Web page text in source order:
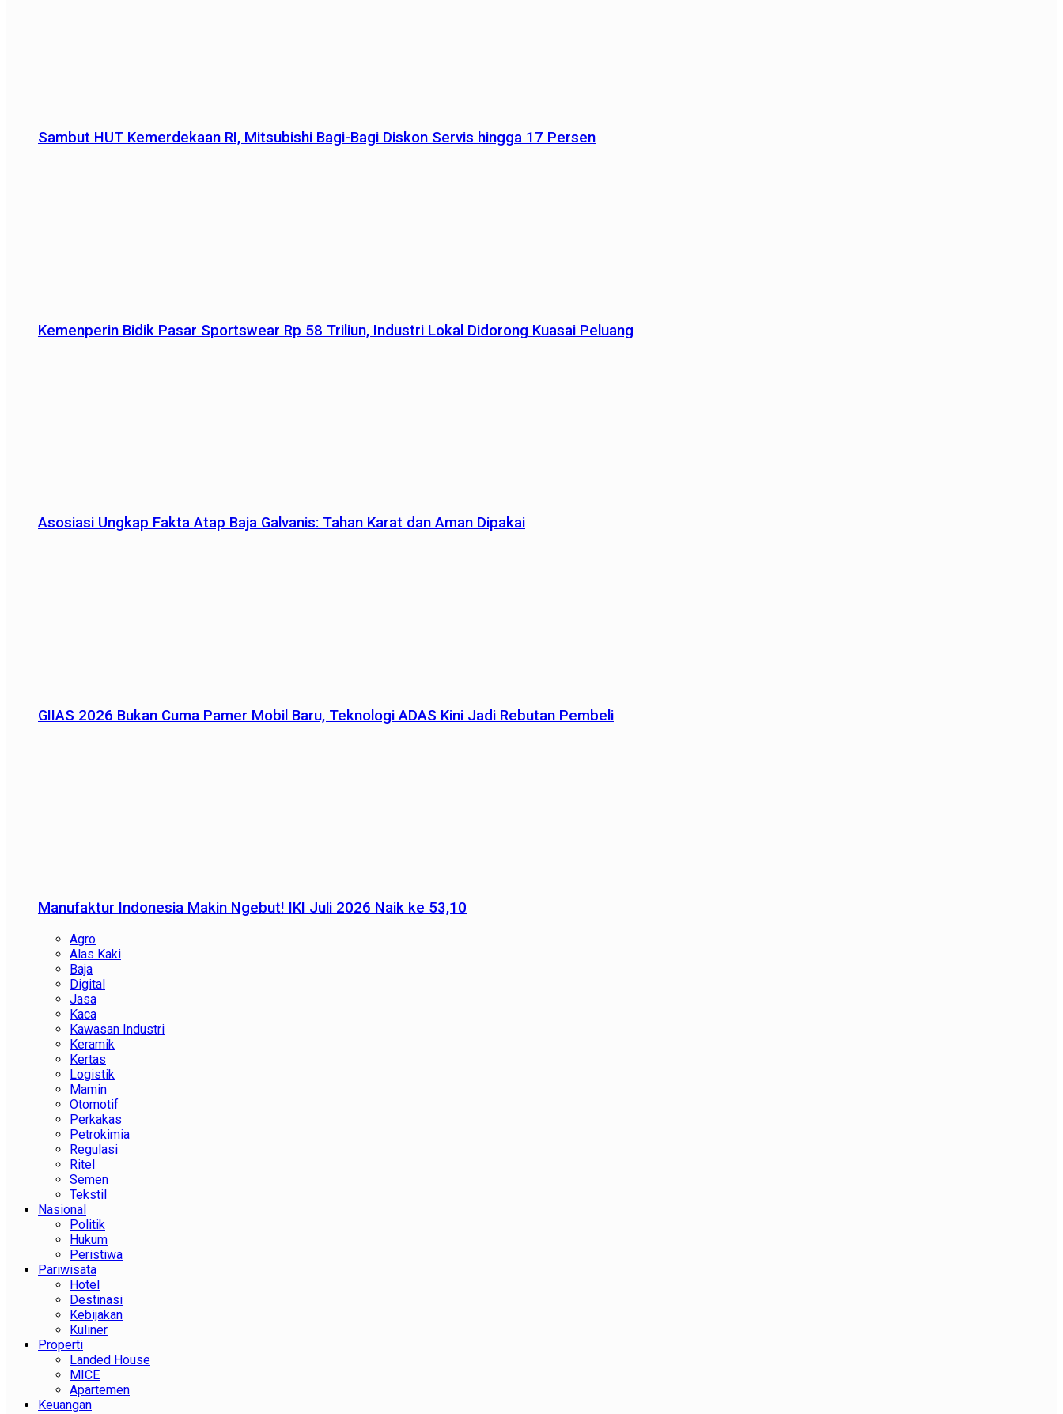
Sambut HUT Kemerdekaan RI, Mitsubishi Bagi-Bagi Diskon Servis hingga 17 Persen
Kemenperin Bidik Pasar Sportswear Rp 58 Triliun, Industri Lokal Didorong Kuasai Peluang
Asosiasi Ungkap Fakta Atap Baja Galvanis: Tahan Karat dan Aman Dipakai
GIIAS 2026 Bukan Cuma Pamer Mobil Baru, Teknologi ADAS Kini Jadi Rebutan Pembeli
Manufaktur Indonesia Makin Ngebut! IKI Juli 2026 Naik ke 53,10
Agro
Alas Kaki
Baja
Digital
Jasa
Kaca
Kawasan Industri
Keramik
Kertas
Logistik
Mamin
Otomotif
Perkakas
Petrokimia
Regulasi
Ritel
Semen
Tekstil
Nasional
Politik
Hukum
Peristiwa
Pariwisata
Hotel
Destinasi
Kebijakan
Kuliner
Properti
Landed House
MICE
Apartemen
Keuangan